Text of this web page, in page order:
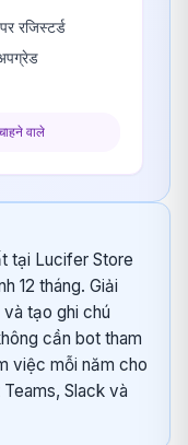
रजिस्टर्ड
वाले
tại Lucifer Store
12 tháng. Giải
tạo ghi chú
cần bot tham
việc mỗi năm cho
Slack và